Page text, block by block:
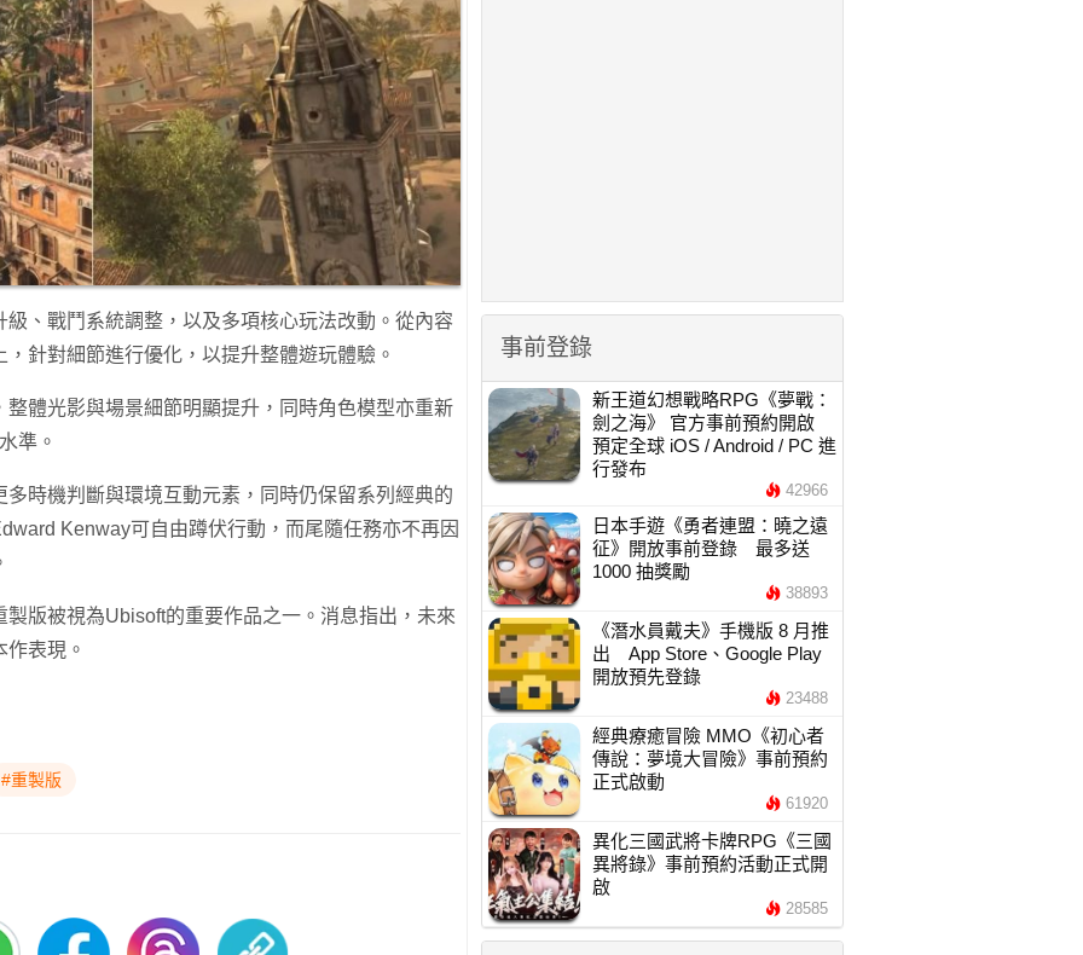
、戰鬥系統調整，以及多項核心玩法改動。從內容
針對細節進行優化，以提升整體遊玩體驗。
體光影與場景細節明顯提升，同時角色模型亦重新
準。
時機判斷與環境互動元素，同時仍保留系列經典的
Kenway可自由蹲伏行動，而尾隨任務亦不再因
版被視為Ubisoft的重要作品之一。消息指出，未來
表現。
#重製版
事前登錄
新王道幻想戰略RPG《夢戰：
劍之海》 官方事前預約開啟
預定全球 iOS / Android / PC 進
行發布
42966
日本手遊《勇者連盟：曉之遠
征》開放事前登錄 最多送
1000 抽獎勵
38893
《潛水員戴夫》手機版 8 月推
出 App Store、Google Play
開放預先登錄
23488
經典療癒冒險 MMO《初心者
傳說：夢境大冒險》事前預約
正式啟動
61920
異化三國武將卡牌RPG《三國
異將錄》事前預約活動正式開
啟
28585